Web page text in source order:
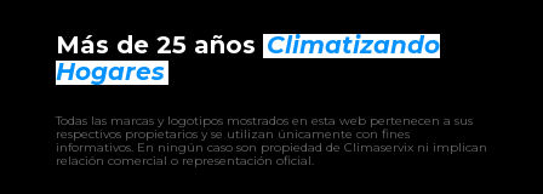
Más de 25 años Climatizando
Hogares
Todas las marcas y logotipos mostrados en esta web pertenecen a sus
respectivos propietarios y se utilizan únicamente con fines
informativos. En ningún caso son propiedad de Climaservix ni implican
relación comercial o representación oficial.